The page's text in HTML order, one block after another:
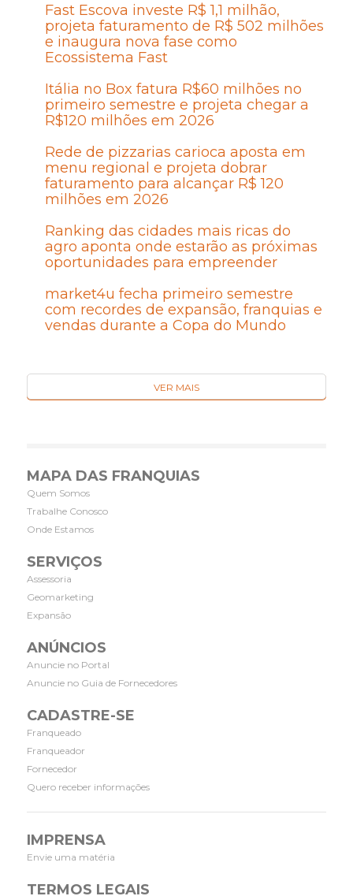
Fast Escova investe R$ 1,1 milhão,
projeta faturamento de R$ 502 milhões
e inaugura nova fase como
Ecossistema Fast
Itália no Box fatura R$60 milhões no
primeiro semestre e projeta chegar a
R$120 milhões em 2026
Rede de pizzarias carioca aposta em
menu regional e projeta dobrar
faturamento para alcançar R$ 120
milhões em 2026
Ranking das cidades mais ricas do
agro aponta onde estarão as próximas
oportunidades para empreender
market4u fecha primeiro semestre
com recordes de expansão, franquias e
vendas durante a Copa do Mundo
VER MAIS
MAPA DAS FRANQUIAS
Quem Somos
Trabalhe Conosco
Onde Estamos
SERVIÇOS
Assessoria
Geomarketing
Expansão
ANÚNCIOS
Anuncie no Portal
Anuncie no Guia de Fornecedores
CADASTRE-SE
Franqueado
Franqueador
Fornecedor
Quero receber informações
IMPRENSA
Envie uma matéria
TERMOS LEGAIS